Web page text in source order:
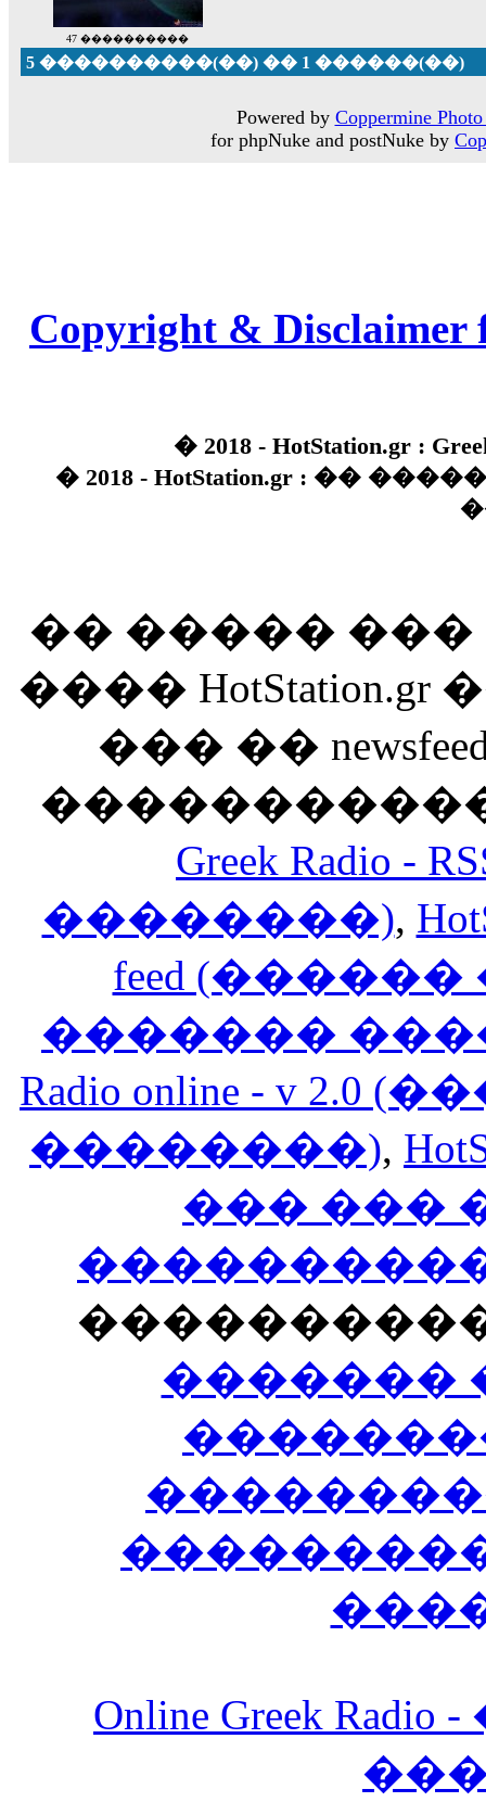
47 ����������
5 ����������(��) �� 1 ������(��)
Powered by Coppermine
for phpNuke and postNuke by
Copyright & Disclaimer
� 2018 - HotStation.gr :
� 2018 - HotStation.gr : ��
�� �����
����
��� ��
Greek Radio
��������),
feed
�������
Radio online - v
��������),
��� ���
�������
Online Greek